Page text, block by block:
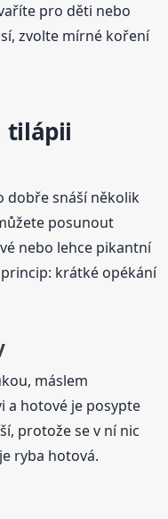
pro děti nebo
zvolte mírné koření
tilápii
dobře snáší několik
posunout
nebo lehce pikantní
krátké opékání
máslem
a hotové je posypte
protože se v ní nic
ryba hotová.